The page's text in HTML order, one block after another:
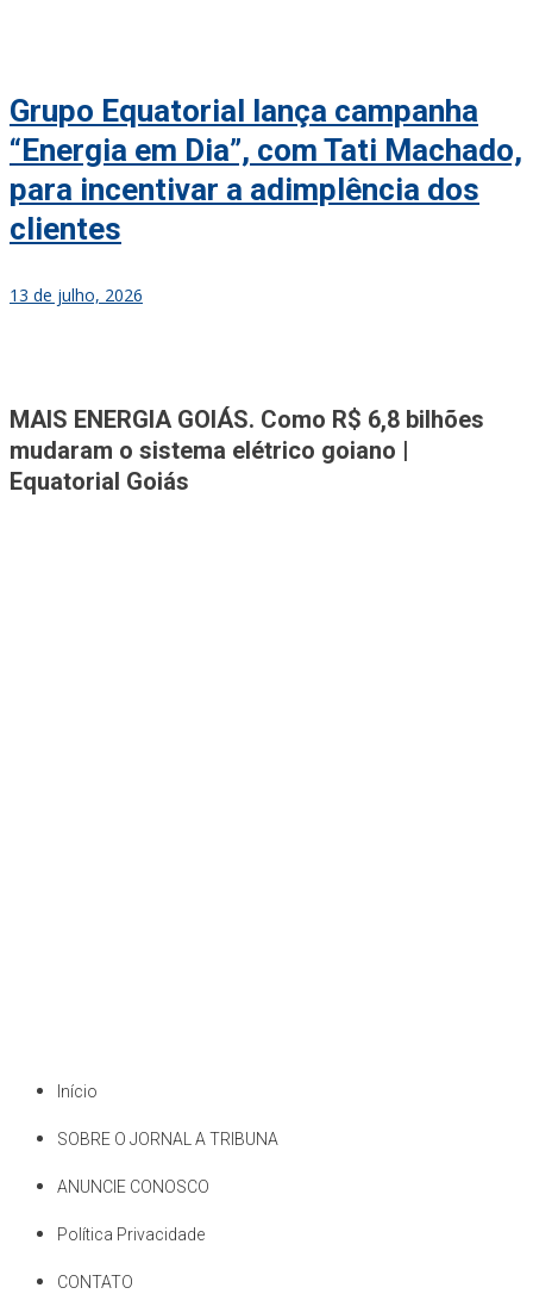
Grupo Equatorial lança campanha
“Energia em Dia”, com Tati Machado,
para incentivar a adimplência dos
clientes
13 de julho, 2026
Jornal mais completo de Noticias e Informações de Rio Verde e
Região
MAIS ENERGIA GOIÁS. Como R$ 6,8 bilhões
mudaram o sistema elétrico goiano |
Equatorial Goiás
Início
SOBRE O JORNAL A TRIBUNA
ANUNCIE CONOSCO
Política Privacidade
CONTATO